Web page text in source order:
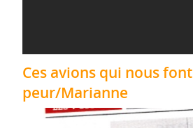
Ces avions qui nous font
peur/Marianne